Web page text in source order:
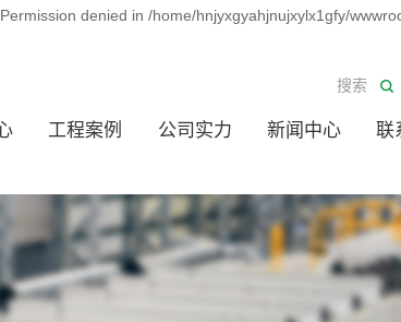
denied in /home/hnjyxgyahjnujxylx1gfy/
工程案例 公司实力 新闻中心 联